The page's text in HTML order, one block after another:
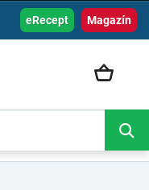
Magazín
eRecept